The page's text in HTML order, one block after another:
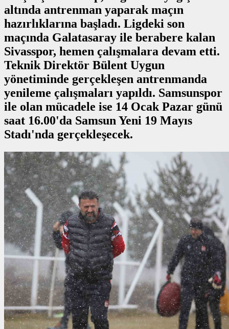
altında antrenman yaparak maçın
hazırlıklarına başladı. Ligdeki son
maçında Galatasaray ile berabere kalan
Sivasspor, hemen çalışmalara devam etti.
Teknik Direktör Bülent Uygun
yönetiminde gerçekleşen antrenmanda
yenileme çalışmaları yapıldı. Samsunspor
ile olan mücadele ise 14 Ocak Pazar günü
saat 16.00'da Samsun Yeni 19 Mayıs
Stadı'nda gerçekleşecek.